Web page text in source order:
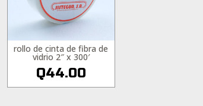
rollo de cinta de fibra de
vidrio 2″ x 300′
Q44.00